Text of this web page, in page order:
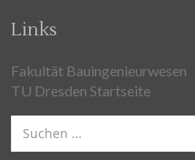
Links
Fakultät Bauingenieurwesen
TU Dresden Startseite
Suchen
nach: